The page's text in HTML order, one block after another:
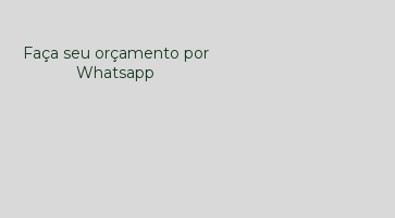
Faça seu orçamento por
Whatsapp